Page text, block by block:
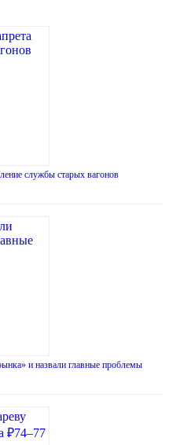
службы старых вагонов
и назвали главные проблемы